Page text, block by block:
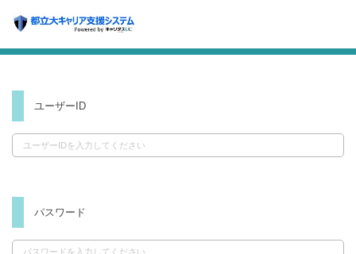
ユーザーID
パスワード